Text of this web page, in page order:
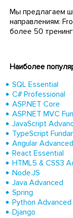
Мы предлагаем
направлениям:
более 50
Наиболее
SQL Essential
C# Professional
ASP.NET Core
ASP.NET MVC
JavaScript
TypeScript
Angular Advanced
React Essential
HTML5 & CSS3
Node.JS
Java Advanced
Spring
Python Advanced
Django